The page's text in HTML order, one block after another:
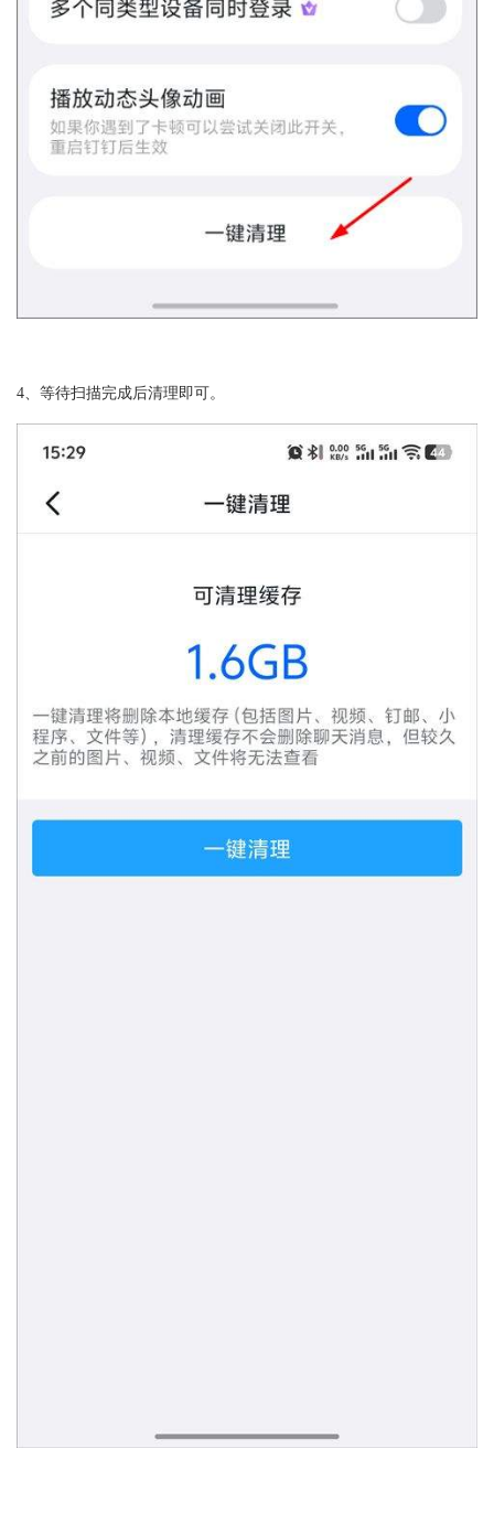
4、等待扫描完成后清理即可。